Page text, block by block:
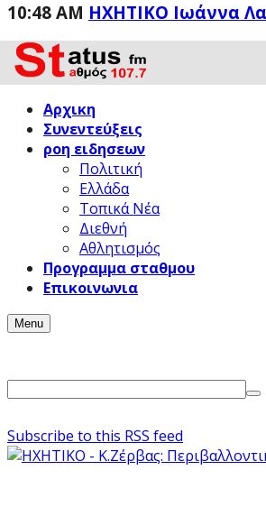
10:48 AM ΗΧΗΤΙΚΟ Ιωάννα
Αρχικη
Συνεντεύξεις
ροη ειδησεων
Πολιτική
Ελλάδα
Τοπικά Νέα
Διεθνή
Αθλητισμός
Προγραμμα σταθμου
Επικοινωνια
Menu
Subscribe to this RSS feed